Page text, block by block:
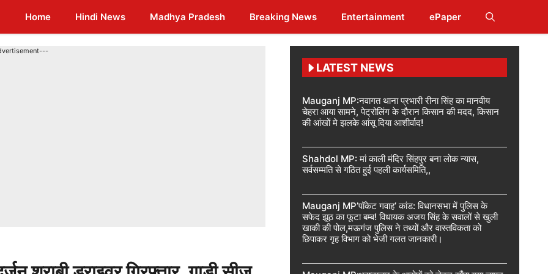
Home Hindi News Madhya Pradesh Breaking News Entertainment ePaper
LATEST NEWS
Mauganj MP:नवागत थाना प्रभारी रीना सिंह का मानवीय
चेहरा आया सामने, पेट्रोलिंग के दौरान किसान की मदद, किसान
की आंखों मे झलके आंसू दिया आशीर्वाद!
Shahdol MP: मां काली मंदिर सिंहपुर बना लोक न्यास,
सर्वसम्मति से गठित हुई पहली कार्यसमिति,,
Mauganj MP’पॉकेट गवाह’ कांड: विधानसभा में पुलिस के
सफेद झूठ का फूटा बम्ब! विधायक अजय सिंह के सवालों से खुली
खाकी की पोल,मऊगंज पुलिस ने तथ्यों और वास्तविकता को
छिपाकर गृह विभाग को भेजी गलत जानकारी।